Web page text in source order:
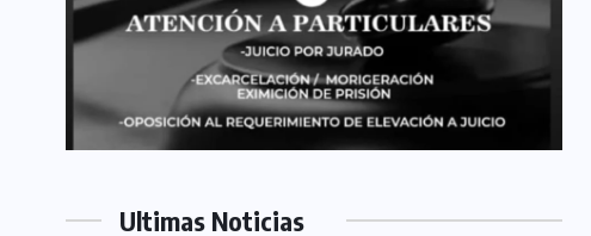
Ultimas Noticias